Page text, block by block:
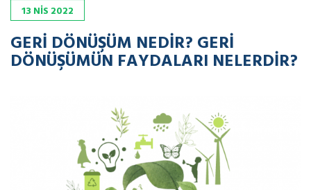
13 NIS 2022
GERI DÖNÜŞÜM NEDIR? GERI
DÖNÜŞÜMÜN FAYDALARI NELERDIR?